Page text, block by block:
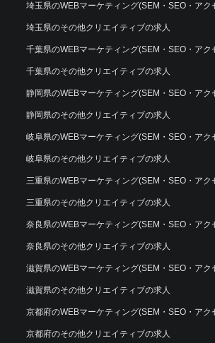
埼玉県のWEBマーケティング(SEM・SEO・アク
埼玉県のその他クリエイティブの求人
千葉県のWEBマーケティング(SEM・SEO・アク
千葉県のその他クリエイティブの求人
静岡県のWEBマーケティング(SEM・SEO・アク
静岡県のその他クリエイティブの求人
岐阜県のWEBマーケティング(SEM・SEO・アク
岐阜県のその他クリエイティブの求人
三重県のWEBマーケティング(SEM・SEO・アク
三重県のその他クリエイティブの求人
奈良県のWEBマーケティング(SEM・SEO・アク
奈良県のその他クリエイティブの求人
滋賀県のWEBマーケティング(SEM・SEO・アク
滋賀県のその他クリエイティブの求人
京都府のWEBマーケティング(SEM・SEO・アク
京都府のその他クリエイティブの求人